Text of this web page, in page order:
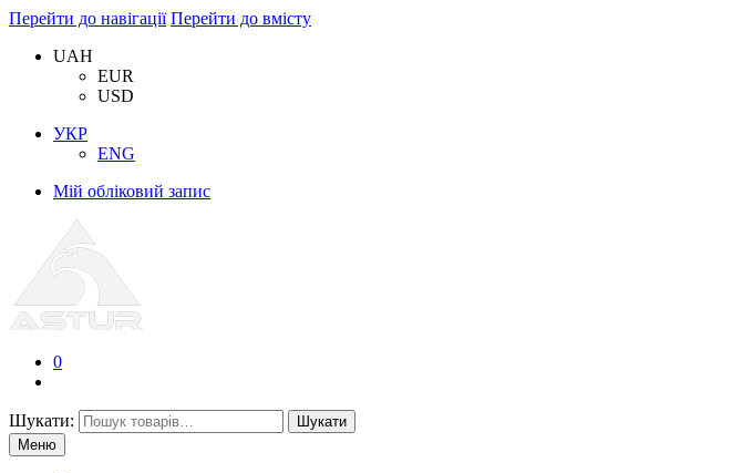
Перейти до навігації Перейти до вмісту
UAH
EUR
USD
УКР
ENG
Мій обліковий запис
0
Шукати:
Шукати
Меню